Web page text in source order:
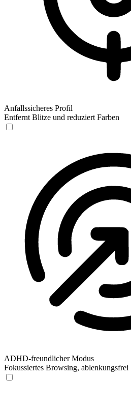
Anfallssicheres Profil
Entfernt Blitze und reduziert Farben
ADHD-freundlicher Modus
Fokussiertes Browsing, ablenkungsfrei